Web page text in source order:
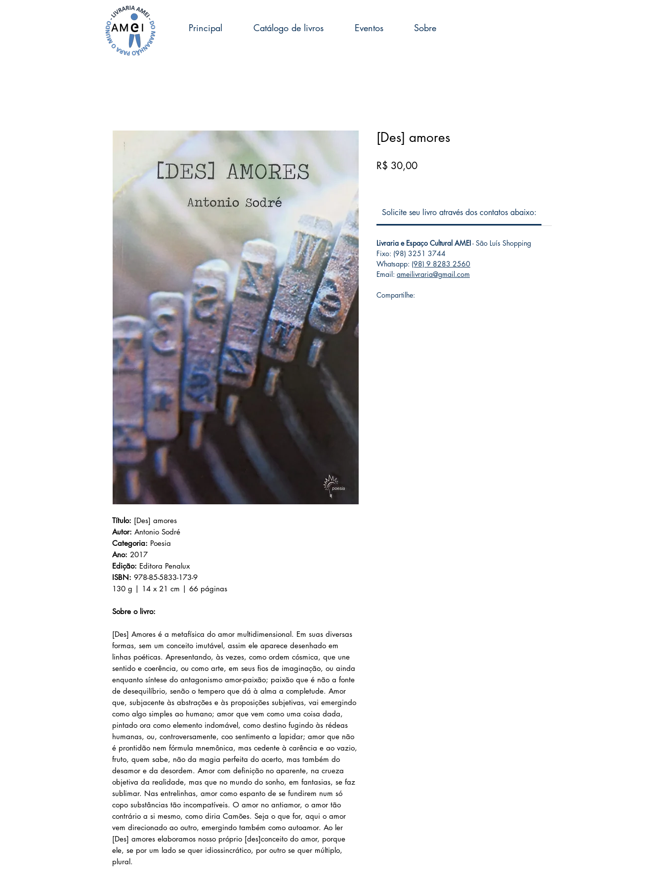
Principal Catálogo de livros Eventos Sobre
Título: [Des] amores
Autor: Antonio Sodré
Categoria: Poesia
Ano: 2017
Edição: Editora Penalux
ISBN: 978-85-5833-173-9
130 g | 14 x 21 cm | 66 páginas
Sobre o livro:
[Des] Amores é a metafísica do amor multidimensional. Em suas diversas
formas, sem um conceito imutável, assim ele aparece desenhado em
linhas poéticas. Apresentando, às vezes, como ordem cósmica, que une
sentido e coerência, ou como arte, em seus fios de imaginação, ou ainda
enquanto síntese do antagonismo amor-paixão; paixão que é não a fonte
de desequilíbrio, senão o tempero que dá à alma a completude. Amor
que, subjacente às abstrações e às proposições subjetivas, vai emergindo
como algo simples ao humano; amor que vem como uma coisa dada,
pintado ora como elemento indomável, como destino fugindo às rédeas
humanas, ou, controversamente, coo sentimento a lapidar; amor que não
é prontidão nem fórmula mnemônica, mas cedente à carência e ao vazio,
fruto, quem sabe, não da magia perfeita do acerto, mas também do
desamor e da desordem. Amor com definição no aparente, na crueza
objetiva da realidade, mas que no mundo do sonho, em fantasias, se faz
sublimar. Nas entrelinhas, amor como espanto de se fundirem num só
copo substâncias tão incompatíveis. O amor no antiamor, o amor tão
contrário a si mesmo, como diria Camões. Seja o que for, aqui o amor
vem direcionado ao outro, emergindo também como autoamor. Ao ler
[Des] amores elaboramos nosso próprio [des]conceito do amor, porque
ele, se por um lado se quer idiossincrático, por outro se quer múltiplo,
plural.
[Des] amores
R$ 30,00Preço
Solicite seu livro através dos contatos abaixo:
Livraria e Espaço Cultural AMEI- São Luís Shopping
Fixo: (98) 3251 3744
Whatsapp: (98) 9 8283 2560
Email: ameilivraria@gmail.com
Compartilhe: